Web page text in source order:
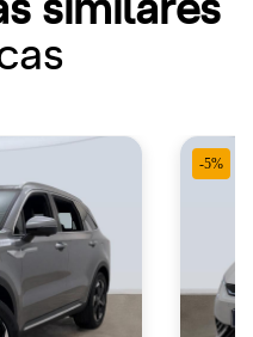
similares
-5%